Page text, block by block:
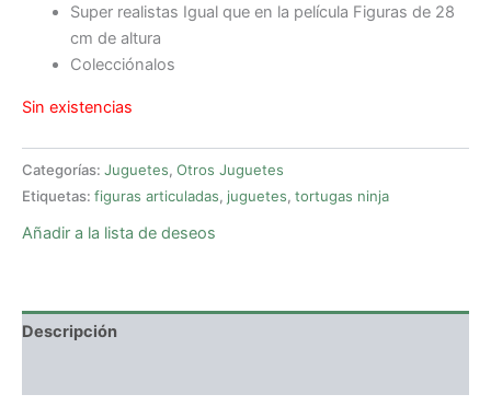
Super realistas Igual que en la película Figuras de 28
cm de altura
Colecciónalos
Sin existencias
Categorías: Juguetes, Otros Juguetes
Etiquetas: figuras articuladas, juguetes, tortugas ninja
Añadir a la lista de deseos
Descripción